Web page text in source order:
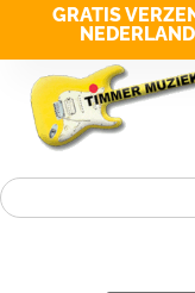
GRATIS